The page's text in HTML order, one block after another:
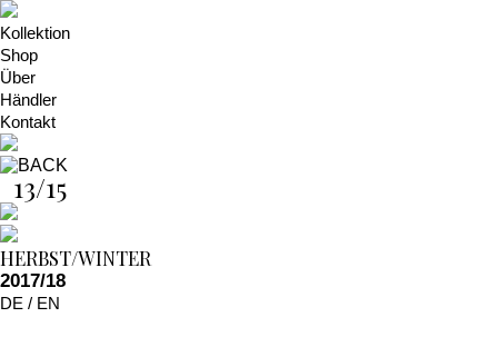
Kollektion
Shop
Über
Händler
Kontakt
13/15
HERBST/WINTER
2017/18
DE / EN